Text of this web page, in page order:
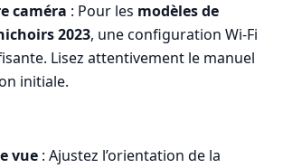
caméra : Pour les modèles de
2023, une configuration Wi-Fi
Lisez attentivement le manuel
initiale.
vue : Ajustez l’orientation de la